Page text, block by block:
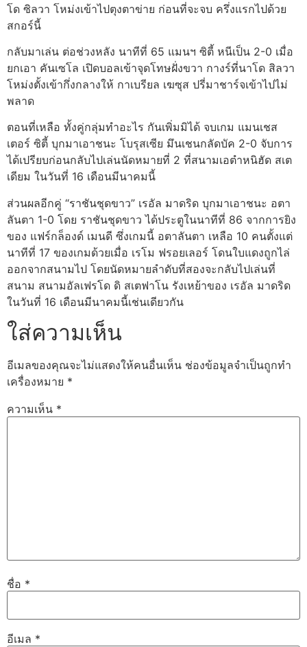
โด ซิลวา โหม่งเข้าไปตุงตาข่าย ก่อนที่จะจบ ครึ่งแรกไปด้วย
สกอร์นี้
กลับมาเล่น ต่อช่วงหลัง นาทีที่ 65 แมนฯ ซิตี้ หนีเป็น 2-0 เมื่อ
ยกเอา คันเซโล เปิดบอลเข้าจุดโทษฝั่งขวา กางร์ที่นาโด สิลวา
โหม่งตั้งเข้ากึ่งกลางให้ กาเบรียล เฆซุส ปรี่มาชาร์จเข้าไปไม่
พลาด
ตอนที่เหลือ ทั้งคู่กลุ่มทำอะไร กันเพิ่มมิได้ จบเกม แมนเชส
เตอร์ ซิตี้ บุกมาเอาชนะ โบรุสเซีย มึนเชนกลัดบัค 2-0 จับการ
ได้เปรียบก่อนกลับไปเล่นนัดหมายที่ 2 ที่สนามเอตำหนิฮัด สเต
เดียม ในวันที่ 16 เดือนมีนาคมนี้
ส่วนผลอีกคู่ “ราชันชุดขาว” เรอัล มาดริด บุกมาเอาชนะ อตา
ลันตา 1-0 โดย ราชันชุดขาว ได้ประตูในนาทีที่ 86 จากการยิง
ของ แฟร์กล็องด์ เมนดี ซึ่งเกมนี้ อตาลันตา เหลือ 10 คนตั้งแต่
นาทีที่ 17 ของเกมด้วยเมื่อ เรโม ฟรอยเลอร์ โดนใบแดงถูกไล่
ออกจากสนามไป โดยนัดหมายลำดับที่สองจะกลับไปเล่นที่
สนาม สนามอัลเฟรโด ดิ สเตฟาโน รังเหย้าของ เรอัล มาดริด
ในวันที่ 16 เดือนมีนาคมนี้เช่นเดียวกัน
ใส่ความเห็น
อีเมลของคุณจะไม่แสดงให้คนอื่นเห็น ช่องข้อมูลจำเป็นถูกทำ
เครื่องหมาย *
ความเห็น *
ชื่อ *
อีเมล *